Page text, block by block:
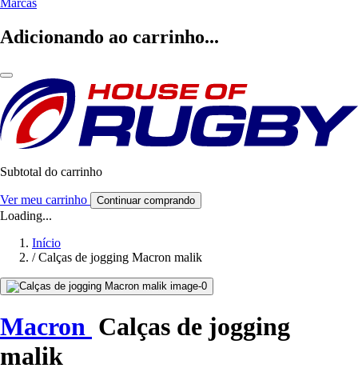
Marcas
Adicionando ao carrinho...
Subtotal do carrinho
Ver meu carrinho Continuar comprando
Loading...
Início
/ Calças de jogging Macron malik
Macron Calças de jogging
malik